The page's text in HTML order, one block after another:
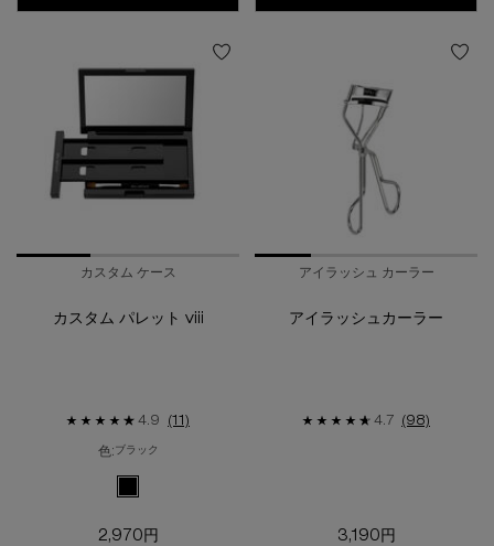
カスタム ケース
カスタム パレット viii
4.9 (11)
色: ブラック
2,970円
アイラッシュ カーラー
アイラッシュカーラー
4.7 (98)
3,190円